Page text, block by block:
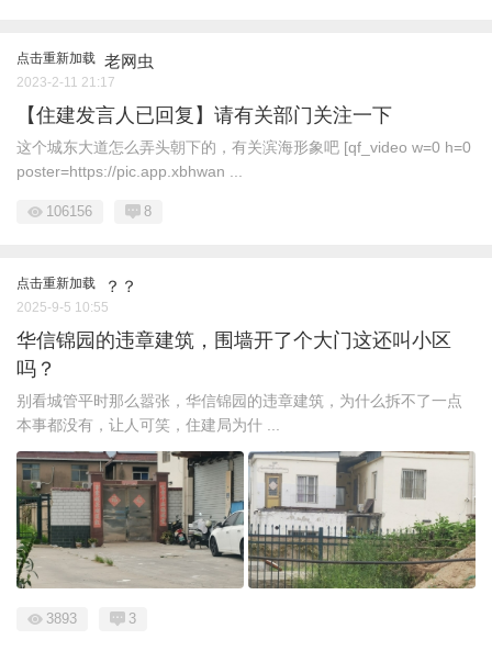
点击重新加载 老网虫
2023-2-11 21:17
【住建发言人已回复】请有关部门关注一下
这个城东大道怎么弄头朝下的，有关滨海形象吧 [qf_video w=0 h=0
poster=https://pic.app.xbhwan ...
106156 8
点击重新加载 ？？
2025-9-5 10:55
华信锦园的违章建筑，围墙开了个大门这还叫小区
吗？
别看城管平时那么嚣张，华信锦园的违章建筑，为什么拆不了一点
本事都没有，让人可笑，住建局为什 ...
3893 3